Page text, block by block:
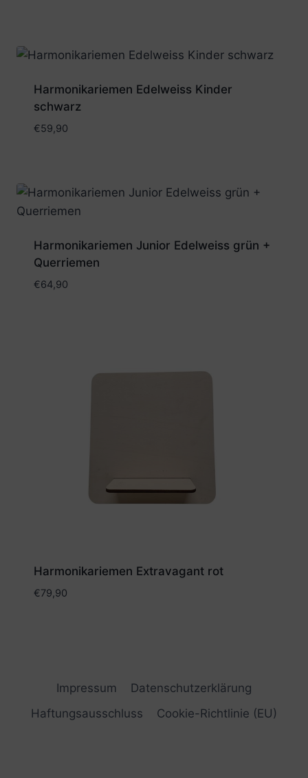
Harmonikariemen Edelweiss Kinder
schwarz
€59,90
Harmonikariemen Junior Edelweiss grün +
Querriemen
€64,90
Harmonikariemen Extravagant rot
€79,90
Impressum
Datenschutzerklärung
Haftungsausschluss
Cookie-Richtlinie (EU)